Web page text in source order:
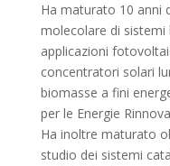
Ha maturato 10 anni
molecolare di
applicazioni
concentratori solari
biomasse a fini
per le Energie
Ha inoltre maturato
studio dei sistemi